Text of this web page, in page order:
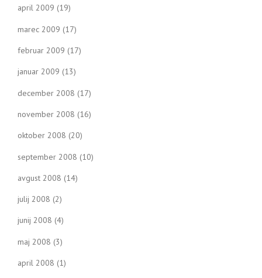
april 2009 (19)
marec 2009 (17)
februar 2009 (17)
januar 2009 (13)
december 2008 (17)
november 2008 (16)
oktober 2008 (20)
september 2008 (10)
avgust 2008 (14)
julij 2008 (2)
junij 2008 (4)
maj 2008 (3)
april 2008 (1)